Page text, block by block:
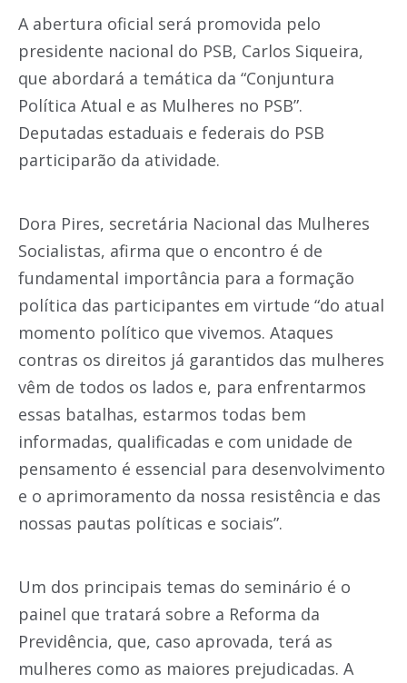
A abertura oficial será promovida pelo
presidente nacional do PSB, Carlos Siqueira,
que abordará a temática da “Conjuntura
Política Atual e as Mulheres no PSB”.
Deputadas estaduais e federais do PSB
participarão da atividade.
Dora Pires, secretária Nacional das Mulheres
Socialistas, afirma que o encontro é de
fundamental importância para a formação
política das participantes em virtude “do atual
momento político que vivemos. Ataques
contras os direitos já garantidos das mulheres
vêm de todos os lados e, para enfrentarmos
essas batalhas, estarmos todas bem
informadas, qualificadas e com unidade de
pensamento é essencial para desenvolvimento
e o aprimoramento da nossa resistência e das
nossas pautas políticas e sociais”.
Um dos principais temas do seminário é o
painel que tratará sobre a Reforma da
Previdência, que, caso aprovada, terá as
mulheres como as maiores prejudicadas. A